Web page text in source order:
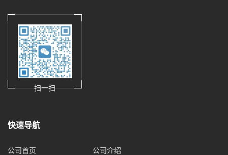
扫一扫
快速导航
公司首页 公司介绍